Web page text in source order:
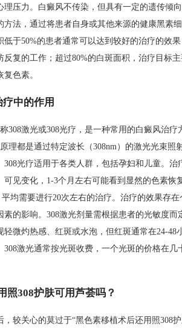
压力。白癜风不传染，但具有一定的遗传倾
方法，通过将患者自身或其他来源的健康黑素
于50%的患者通常可以达到较好的治疗的效
复的工作；超过80%的白斑面积，治疗目标
色素。
中的作用
308激光或308光疗，是一种常用的白癜风治疗
理都是通过特定波长（308nm）的激光光束照
308光疗适用于各类人群，包括孕妇和儿童。治
可见变化，1-3个月左右可能看到显然的色素恢
均需要进行20次左右的治疗。治疗的效果存
的影响。308激光剂量需根据患者的光敏度而
微灼热感、红斑或水泡，但红斑通常在24-48
激光通常按光斑收费，一个光斑的价格在几
照308护肤可用芦荟吗？
较关心的莫过于“黑色素移植术后还用照308